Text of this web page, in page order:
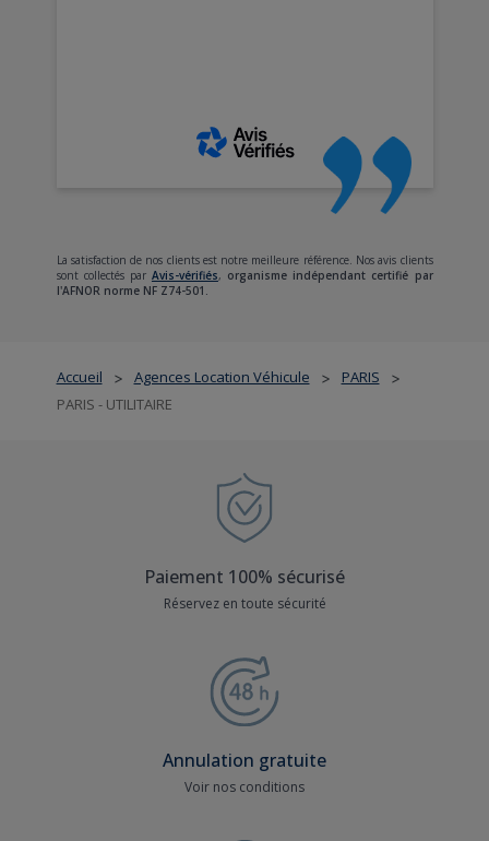
Accueil > Agences Location Véhicule > PARIS >
PARIS - UTILITAIRE
La satisfaction de nos clients est notre meilleure référence. Nos avis clients
sont collectés par Avis-vérifiés, organisme indépendant certifié par
l'AFNOR norme NF Z74-501.
Paiement 100% sécurisé
Réservez en toute sécurité
Annulation gratuite
Voir nos conditions